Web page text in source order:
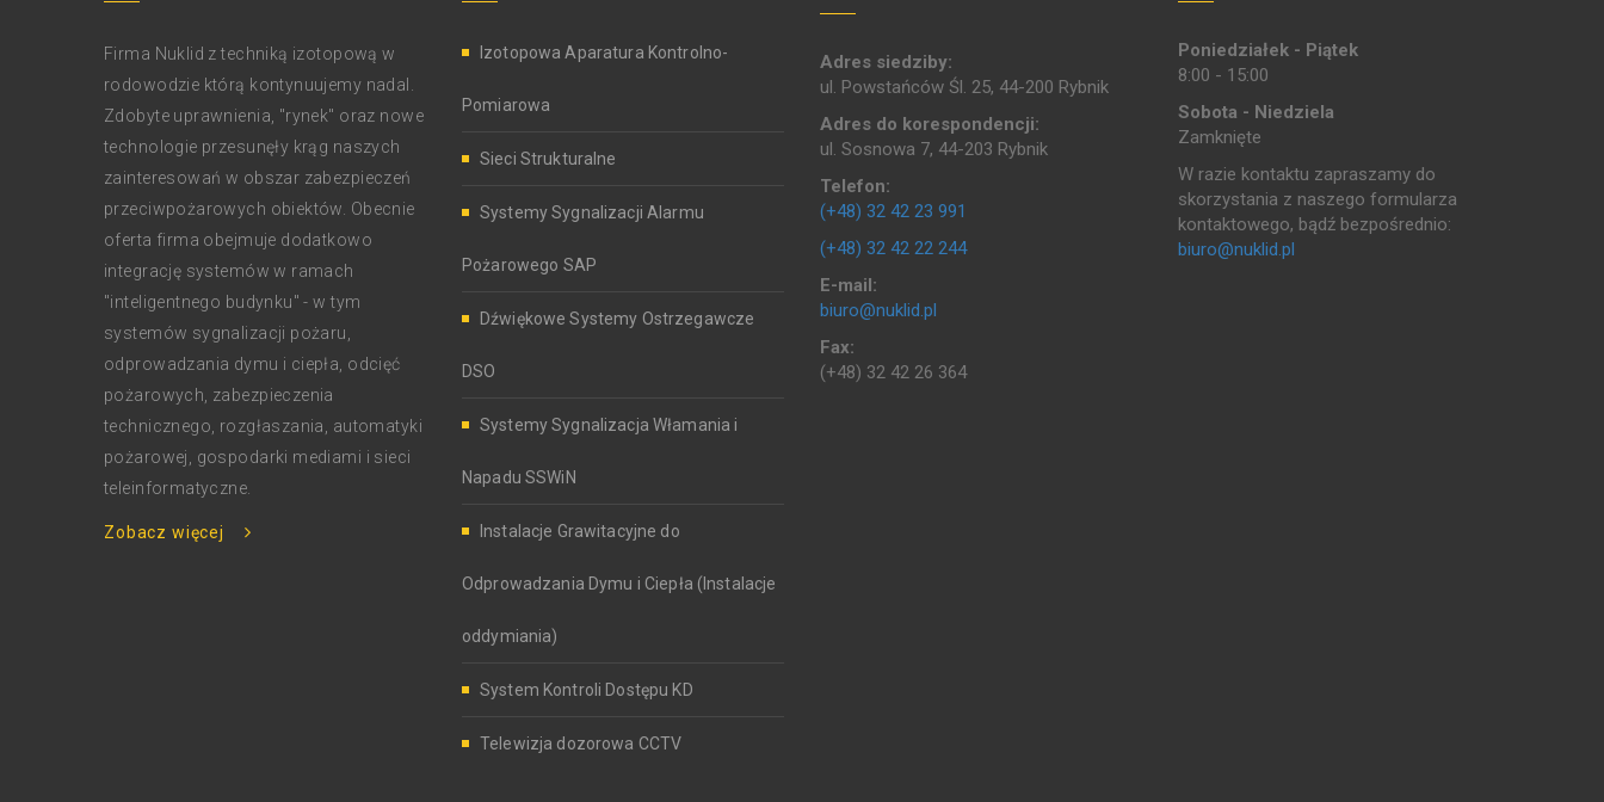
Firma Nuklid z techniką izotopową w
rodowodzie którą kontynuujemy nadal.
Zdobyte uprawnienia, "rynek" oraz nowe
technologie przesunęły krąg naszych
zainteresowań w obszar zabezpieczeń
przeciwpożarowych obiektów. Obecnie
oferta firma obejmuje dodatkowo
integrację systemów w ramach
"inteligentnego budynku" - w tym
systemów sygnalizacji pożaru,
odprowadzania dymu i ciepła, odcięć
pożarowych, zabezpieczenia
technicznego, rozgłaszania, automatyki
pożarowej, gospodarki mediami i sieci
teleinformatyczne.
Zobacz więcej
Izotopowa Aparatura Kontrolno-
Pomiarowa
Sieci Strukturalne
Systemy Sygnalizacji Alarmu
Pożarowego SAP
Dźwiękowe Systemy Ostrzegawcze
DSO
Systemy Sygnalizacja Włamania i
Napadu SSWiN
Instalacje Grawitacyjne do
Odprowadzania Dymu i Ciepła (Instalacje
oddymiania)
System Kontroli Dostępu KD
Telewizja dozorowa CCTV
Adres siedziby:
ul. Powstańców Śl. 25, 44-200 Rybnik
Adres do korespondencji:
ul. Sosnowa 7, 44-203 Rybnik
Telefon:
(+48) 32 42 23 991
(+48) 32 42 22 244
E-mail:
biuro@nuklid.pl
Fax:
(+48) 32 42 26 364
Poniedziałek - Piątek
8:00 - 15:00
Sobota - Niedziela
Zamknięte
W razie kontaktu zapraszamy do
skorzystania z naszego formularza
kontaktowego, bądź bezpośrednio:
biuro@nuklid.pl